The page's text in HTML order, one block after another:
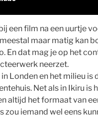
een film na een uurtje
maar matig kan
En dat mag je op het
neerzet.
Londen en het milieu is
Net als in Ikiru is
altijd het formaat van
iemand wel eens